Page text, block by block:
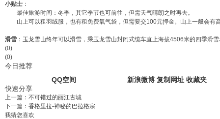
小贴士 ：
最佳旅游时间：冬季，其它季节也可前往，但需天气晴朗之时再去。
山上可以租羽绒服，也有租免费氧气袋，但需要交100元押金。山上一般会有
滑雪 ： 玉龙雪山终年可以滑雪，乘玉龙雪山封闭式缆车直上海拔4506米的四季滑
(0)
(0)
今日推荐
QQ空间
新浪微博 复制网址 收藏夹
快速分享
上一篇： 不可错过的丽江古城
下一篇： 香格里拉-神秘的巴拉格宗
我猜您喜欢